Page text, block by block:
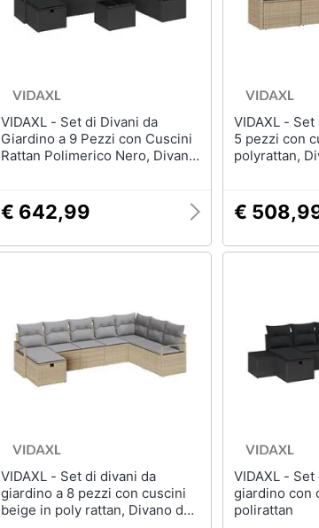
VIDAXL - Set di Divani da
Giardino a 9 Pezzi con Cuscini
Rattan Polimerico Nero, Divano
€ 642,99
VIDAXL - Set divano da giardino
5 pezzi con
polyrattan,
€
VIDAXL - Set di divani da
giardino a 8 pezzi con cuscini
beige in poly rattan, Divano da
VIDAXL - Set di divani da
giardino con
polirattan